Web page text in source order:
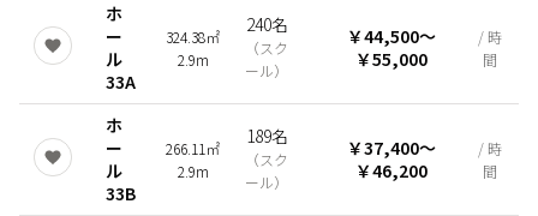
ホ
ー
ル
33A
324.38㎡
2.9m
240名
（スク
ール）
￥44,500〜
￥55,000
/ 時
間
ホ
ー
ル
33B
266.11㎡
2.9m
189名
（スク
ール）
￥37,400〜
￥46,200
/ 時
間